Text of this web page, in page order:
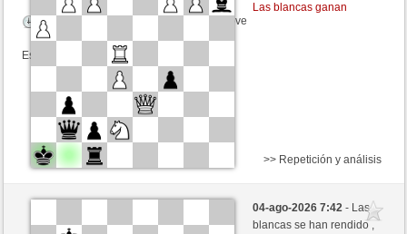
Tiempo: 9 minutes/side + 9 seconds/move
Esta partida es por puntos
Las blancas ganan
Blancas
Pinares (1282) (+14)
>> Repetición y análisis
04-ago-2026 7:42- Las
blancas se han rendido ,